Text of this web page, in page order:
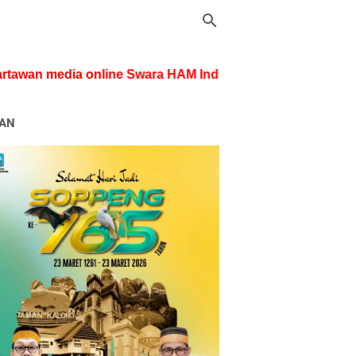
online Swara HAM Indonesianews.com dibekali